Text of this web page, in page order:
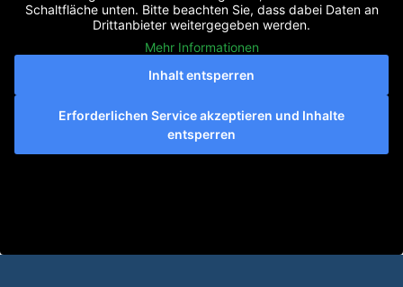
Schaltfläche unten. Bitte beachten Sie, dass dabei Daten an
Drittanbieter weitergegeben werden.
Mehr Informationen
Inhalt entsperren
Erforderlichen Service akzeptieren und Inhalte
entsperren